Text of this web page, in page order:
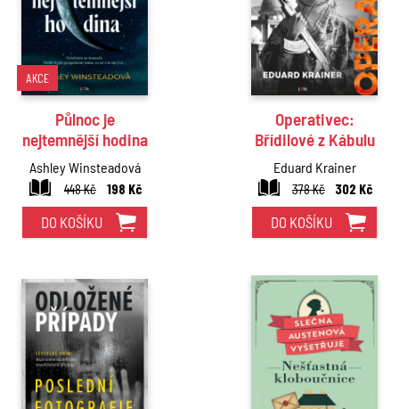
AKCE
Půlnoc je
nejtemnější hodina
Ashley Winsteadová
448 Kč
198 Kč
DO KOŠÍKU
Operativec:
Břídilové z Kábulu
Eduard Krainer
378 Kč
302 Kč
DO KOŠÍKU